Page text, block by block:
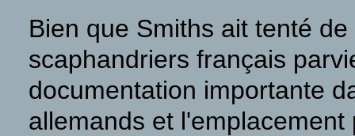
Bien que Smiths ait tenté
scaphandriers français
documentation importante
allemands et